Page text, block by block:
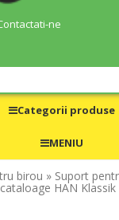
ne
Categorii produse
MENIU
birou » Suport
HAN